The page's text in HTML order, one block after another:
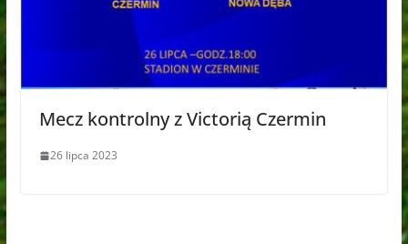
Mecz kontrolny z Victorią Czermin
26 lipca 2023